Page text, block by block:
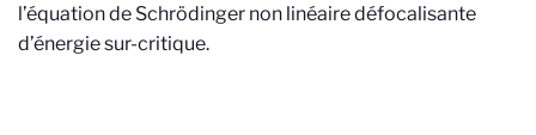
l’équation de Schrödinger non linéaire défocalisante
d’énergie sur-critique.